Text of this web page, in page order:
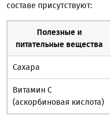
составе присутствуют:
Полезные и
питательные вещества
Сахара
Витамин С
(аскорбиновая кислота)